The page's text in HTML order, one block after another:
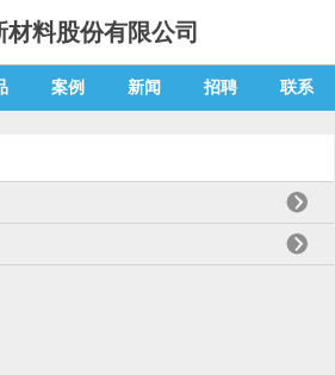
材料股份有限公司
案例 新闻 招聘 联系